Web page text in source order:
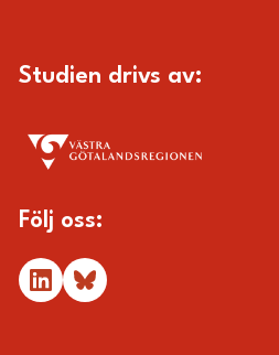
Studien drivs av:
Följ oss: